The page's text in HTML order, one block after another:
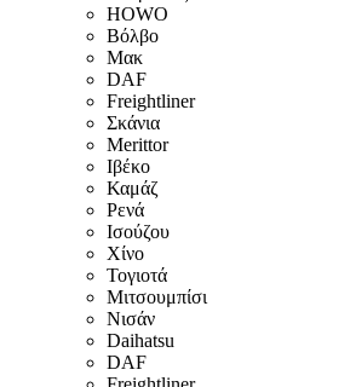
HOWO
Βόλβο
Μακ
DAF
Freightliner
Σκάνια
Merittor
Ιβέκο
Καμάζ
Ρενά
Ισούζου
Χίνο
Τογιοτά
Μιτσουμπίσι
Νισάν
Daihatsu
DAF